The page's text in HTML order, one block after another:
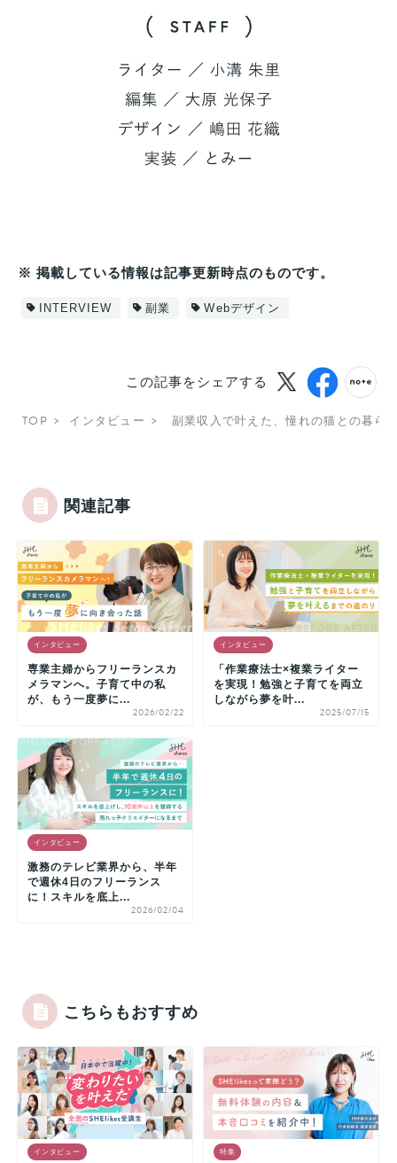
※ 掲載している情報は記事更新時点のものです。
INTERVIEW 副業 Webデザイン
この記事をシェアする
TOP インタビュー 副業収入で叶えた、憧れの猫との暮ら
関連記事
インタビュー
専業主婦からフリーランスカ
メラマンへ。子育て中の私
が、もう一度夢に...
2026/02/22
インタビュー
「作業療法士×複業ライター
を実現！勉強と子育てを両立
しながら夢を叶...
2025/07/15
インタビュー
激務のテレビ業界から、半年
で週休4日のフリーランス
に！スキルを底上...
2026/02/04
こちらもおすすめ
インタビュー 特集